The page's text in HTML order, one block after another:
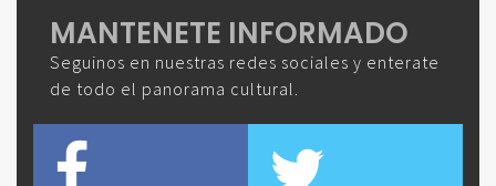
MANTENETE INFORMADO
Seguinos en nuestras redes sociales y enterate
de todo el panorama cultural.